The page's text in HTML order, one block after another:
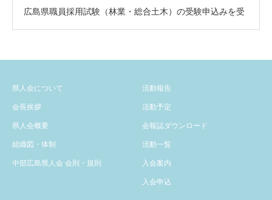
広島県職員採用試験（林業・総合土木）の受験申込みを受
県人会について
会長挨拶
県人会概要
組織図・体制
中部広島県人会 会則・規則
活動報告
活動予定
会報誌ダウンロード
活動一覧
入会案内
入会申込